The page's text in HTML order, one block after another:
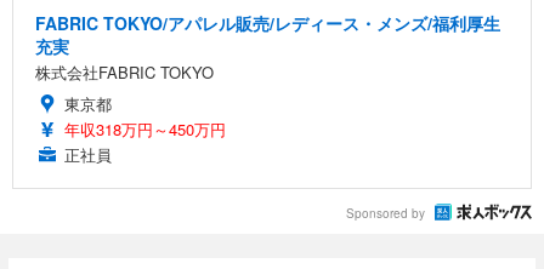
FABRIC TOKYO/アパレル販売/レディース・メンズ/福利厚生
充実
株式会社FABRIC TOKYO
東京都
年収318万円～450万円
正社員
Sponsored by